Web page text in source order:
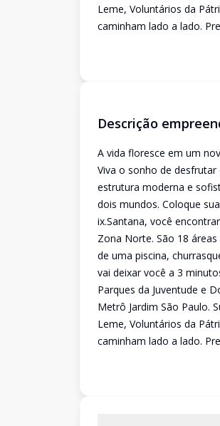
Leme, Voluntários da
caminham lado a lado.
Descrição
A vida floresce em um
Viva o sonho de
estrutura moderna e
dois mundos. Coloque
ix.Santana, você
Zona Norte. São 18
de uma piscina,
vai deixar você a 3
Parques da Juventude e
Metrô Jardim São Paulo.
Leme, Voluntários da
caminham lado a lado.